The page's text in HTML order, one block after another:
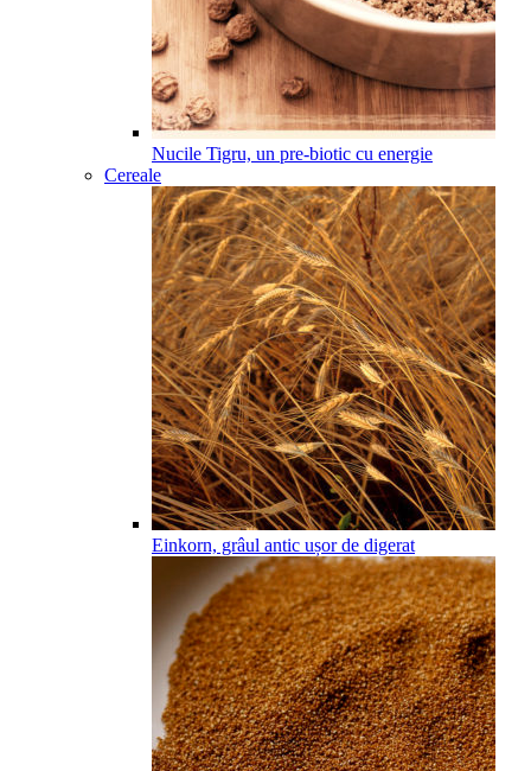
Nucile Tigru, un pre-biotic cu energie
Cereale
Einkorn, grâul antic ușor de digerat